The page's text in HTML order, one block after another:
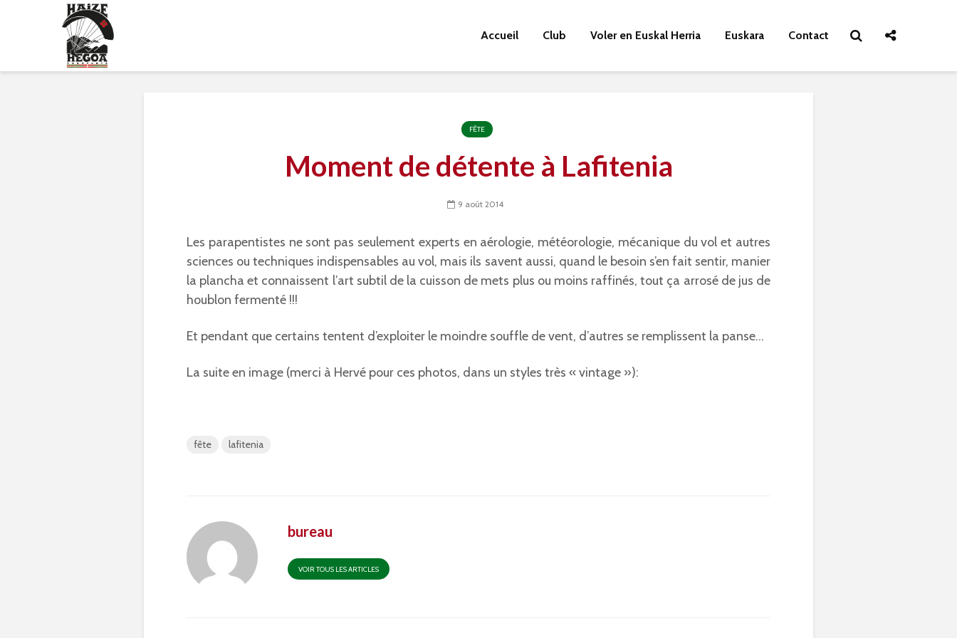
Accueil Club Voler en Euskal Herria Euskara Contact
FÊTE
Moment de détente à Lafitenia
9 août 2014
Les parapentistes ne sont pas seulement experts en aérologie, météorologie, mécanique du vol et autres
sciences ou techniques indispensables au vol, mais ils savent aussi, quand le besoin s’en fait sentir, manier
la plancha et connaissent l’art subtil de la cuisson de mets plus ou moins raffinés, tout ça arrosé de jus de
houblon fermenté !!!
Et pendant que certains tentent d’exploiter le moindre souffle de vent, d’autres se remplissent la panse…
La suite en image (merci à Hervé pour ces photos, dans un styles très « vintage »):
fête lafitenia
bureau
VOIR TOUS LES ARTICLES